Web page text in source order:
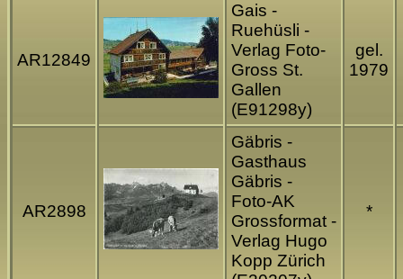
AR12849
Gais -
Ruehüsli -
Verlag Foto-
Gross St.
Gallen
(E91298y)
gel.
1979
AR2898
Gäbris -
Gasthaus
Gäbris -
Foto-AK
Grossformat -
Verlag Hugo
Kopp Zürich
*